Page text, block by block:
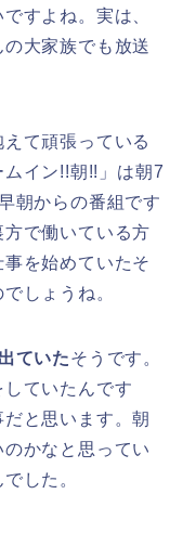
すよね。実は、
大家族でも放送
て頑張っている
イン!!朝!!」は朝7
朝からの番組です
で働いている方
を始めていたそ
しょうね。
ていたそうです。
ていたんです
と思います。朝
かなと思ってい
した。